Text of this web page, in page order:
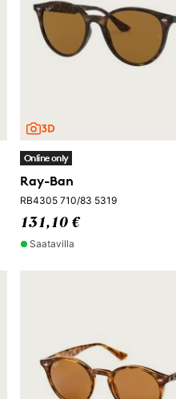
Online only
Ray-Ban
RB4305 710/83 5319
131,10 €
Saatavilla